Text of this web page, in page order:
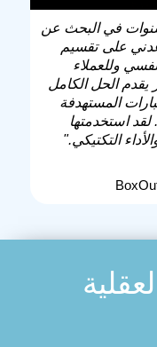
مع كوجنيفيت بدأت منذ 7 سنوات في البحث عن
على تقسيم
وللعملاء
يقدم الحل الكامل
المستهدفة
لقد استخدمتها
التكتيكي."